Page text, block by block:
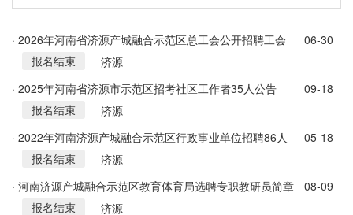
· 2026年河南省济源产城融合示范区总工会公开招聘工会
社会工作者2人公告
06-30
报名结束
济源
· 2025年河南省济源市示范区招考社区工作者35人公告
09-18
报名结束
济源
· 2022年河南济源产城融合示范区行政事业单位招聘86人
公告
05-18
报名结束
济源
· 河南济源产城融合示范区教育体育局选聘专职教研员简章
08-09
报名结束
济源